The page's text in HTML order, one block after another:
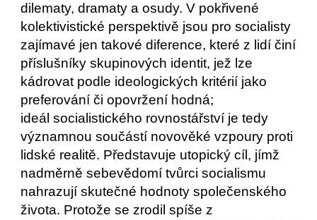
dilematy, dramaty a osudy. V pokřivené
kolektivistické perspektivě jsou pro socialisty
zajímavé jen takové diference, které z lidí činí
příslušníky skupinových identit, jež lze
kádrovat podle ideologických kritérií jako
preferování či opovržení hodná;
ideál socialistického rovnostářství je tedy
významnou součástí novověké vzpoury proti
lidské realitě. Představuje utopický cíl, jímž
nadměrně sebevědomí tvůrci socialismu
nahrazují skutečné hodnoty společenského
života. Protože se zrodil spíše z